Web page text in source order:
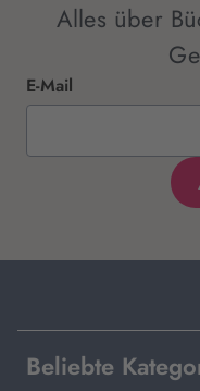
Alles über
E-Mail
Beliebte